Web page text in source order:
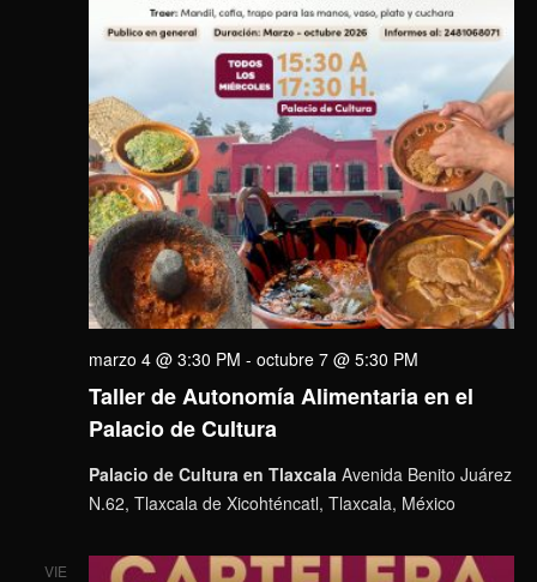
Taller de Autonomía Alimentaria en el
Palacio de Cultura
marzo 4 @ 3:30 PM - octubre 7 @ 5:30 PM
Palacio de Cultura en Tlaxcala Avenida Benito Juárez
N.62, Tlaxcala de Xicohténcatl, Tlaxcala, México
VIE